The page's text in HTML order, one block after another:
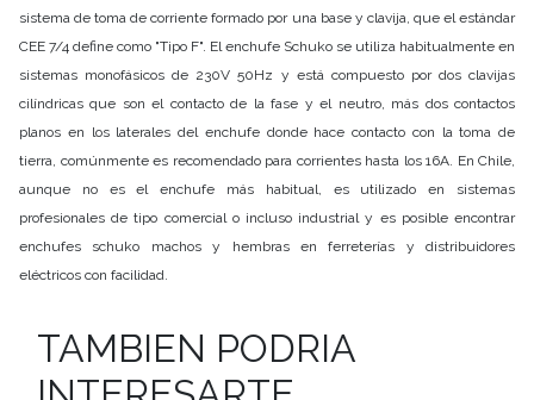
sistema de toma de corriente formado por una base y clavija, que el estándar
CEE 7/4 define como "Tipo F". El enchufe Schuko se utiliza habitualmente en
sistemas monofásicos de 230V 50Hz y está compuesto por dos clavijas
cilíndricas que son el contacto de la fase y el neutro, más dos contactos
planos en los laterales del enchufe donde hace contacto con la toma de
tierra, comúnmente es recomendado para corrientes hasta los 16A. En Chile,
aunque no es el enchufe más habitual, es utilizado en sistemas
profesionales de tipo comercial o incluso industrial y es posible encontrar
enchufes schuko machos y hembras en ferreterías y distribuidores
eléctricos con facilidad.
TAMBIEN PODRIA